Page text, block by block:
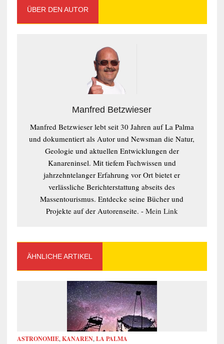
ÜBER DEN AUTOR
Manfred Betzwieser
Manfred Betzwieser lebt seit 30 Jahren auf La Palma
und dokumentiert als Autor und Newsman die Natur,
Geologie und aktuellen Entwicklungen der
Kanareninsel. Mit tiefem Fachwissen und
jahrzehntelanger Erfahrung vor Ort bietet er
verlässliche Berichterstattung abseits des
Massentourismus. Entdecke seine Bücher und
Projekte auf der Autorenseite. - Mein Link
ÄHNLICHE ARTIKEL
ASTRONOMIE,KANAREN,LA PALMA